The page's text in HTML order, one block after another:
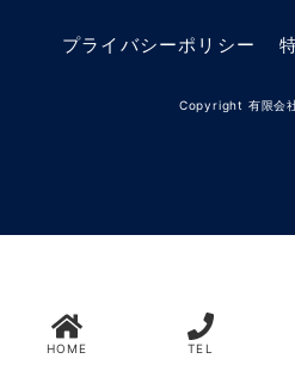
プライバシーポリシー
Copyright 有限会
HOME TEL